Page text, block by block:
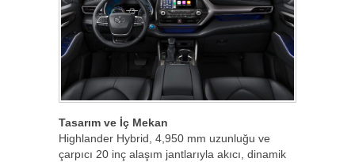
Tasarım ve İç Mekan
Highlander Hybrid, 4,950 mm uzunluğu ve
çarpıcı 20 inç alaşım jantlarıyla akıcı, dinamik